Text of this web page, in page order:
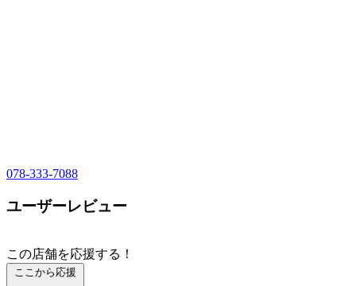
078-333-7088
ユーザーレビュー
この店舗を応援する！
ここから応援